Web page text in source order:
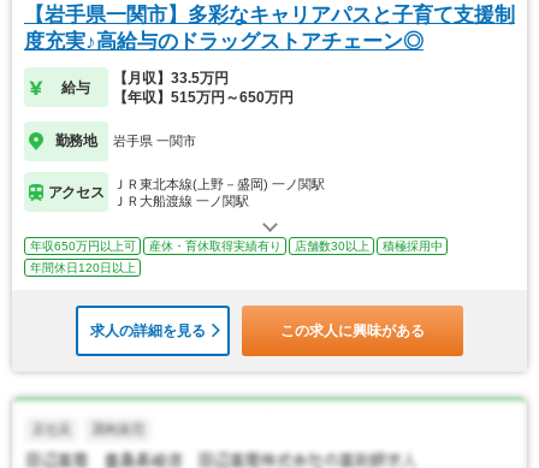
【岩手県一関市】多彩なキャリアパスと子育て支援制
度充実♪高給与のドラッグストアチェーン◎
給与
【月収】33.5万円
【年収】515万円～650万円
勤務地 岩手県 一関市
アクセス
ＪＲ東北本線(上野－盛岡) 一ノ関駅
ＪＲ大船渡線 一ノ関駅
年収650万円以上可 産休・育休取得実績有り 店舗数30以上
積極採用中
年間休日120日以上
求人の詳細を見る この求人に興味がある